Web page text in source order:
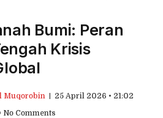
Bumi: Peran
Krisis
Muqorobin
25 April 2026 • 21:02
No Comments